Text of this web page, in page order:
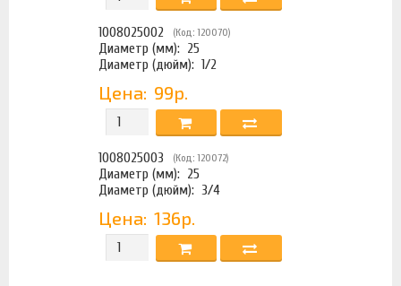
1008025002 (Код: 120070)
Диаметр (мм): 25
Диаметр (дюйм):1/2
Цена: 99р.
1008025003 (Код: 120072)
Диаметр (мм): 25
Диаметр (дюйм): 3/4
Цена:136р.